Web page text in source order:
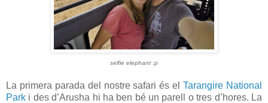
selfie elephant :p
La primera parada del nostre safari és elTarangire National
Park i des d’Arusha hi ha ben bé un parell o tres d’hores. La